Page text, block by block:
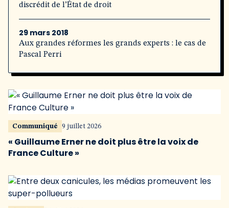
discrédit de l’État de droit
29 mars 2018
Aux grandes réformes les grands experts : le cas de
Pascal Perri
Communiqué 9 juillet 2026
« Guillaume Erner ne doit plus être la voix de
France Culture »